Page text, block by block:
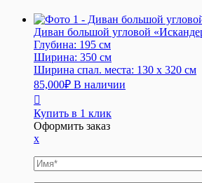
Диван большой угловой
Глубина: 195 см
Ширина: 350 см
Ширина спал. места: 130 x 320 см
85,000₽ В наличии
Купить в 1 клик
Оформить заказ
x